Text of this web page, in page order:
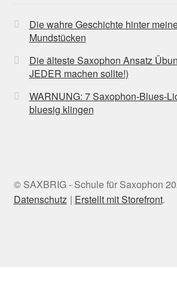
Die wahre Geschichte hinter
Mundstücken
Die älteste Saxophon Ansatz
JEDER machen sollte!)
WARNUNG: 7 Saxophon-Blues-
bluesig klingen
© SAXBRIG - Schule für Saxophon
Datenschutz
Erstellt mit Storefront.